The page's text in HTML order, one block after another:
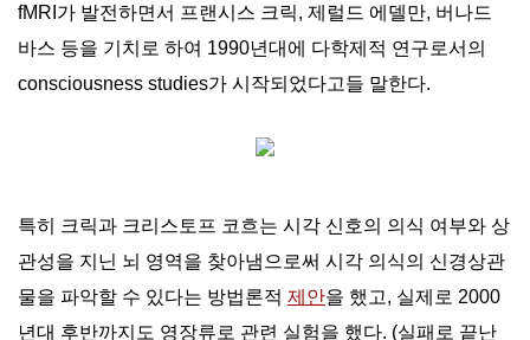
fMRI가 발전하면서 프랜시스 크릭, 제럴드 에델만, 버나드
바스 등을 기치로 하여 1990년대에 다학제적 연구로서의
consciousness studies가 시작되었다고들 말한다.
특히 크릭과 크리스토프 코흐는 시각 신호의 의식 여부와 상
관성을 지닌 뇌 영역을 찾아냄으로써 시각 의식의 신경상관
물을 파악할 수 있다는 방법론적 제안을 했고, 실제로 2000
년대 후반까지도 영장류로 관련 실험을 했다. (실패로 끝난